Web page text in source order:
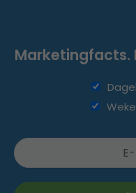
Marketingfacts.